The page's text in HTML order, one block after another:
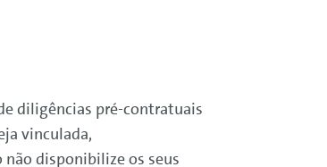
diligências pré-contratuais
vinculada,
disponibilize os seus